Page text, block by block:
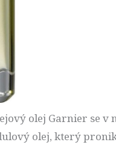
olej Garnier se v
olej, který